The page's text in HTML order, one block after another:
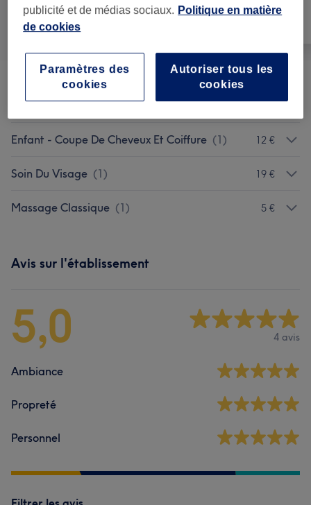
Tout
Homme - Coupe De Cheveux Et
Barbier (8)
Enfant - Coupe De Cheveux Et Coiffure (1) 12 €
Soin Du Visage (1) 19 €
Massage Classique (1) 5 €
Avis sur l'établissement
5,0 4 avis
Ambiance
Propreté
Personnel
publicité et de médias sociaux. Politique en matière
de cookies
Autoriser tous les
cookies
Paramètres des
cookies